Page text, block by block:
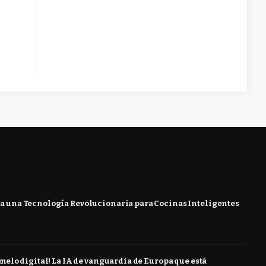
una Tecnología Revolucionaria para Cocinas Inteligentes
digital! La IA de vanguardia de Europa que está